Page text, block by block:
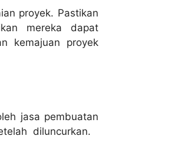
proyek. Pastikan
mereka dapat
kemajuan proyek
jasa pembuatan
diluncurkan.